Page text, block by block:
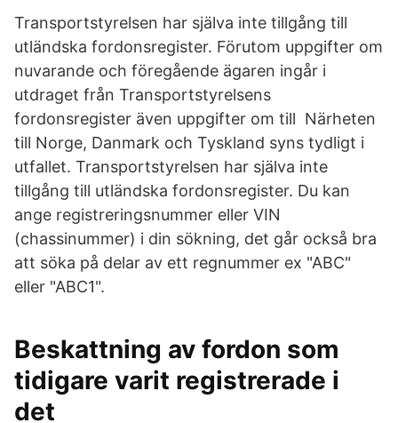
Transportstyrelsen har själva inte tillgång till
utländska fordonsregister. Förutom uppgifter om
nuvarande och föregående ägaren ingår i
utdraget från Transportstyrelsens
fordonsregister även uppgifter om till Närheten
till Norge, Danmark och Tyskland syns tydligt i
utfallet. Transportstyrelsen har själva inte
tillgång till utländska fordonsregister. Du kan
ange registreringsnummer eller VIN
(chassinummer) i din sökning, det går också bra
att söka på delar av ett regnummer ex "ABC"
eller "ABC1".
Beskattning av fordon som
tidigare varit registrerade i
det